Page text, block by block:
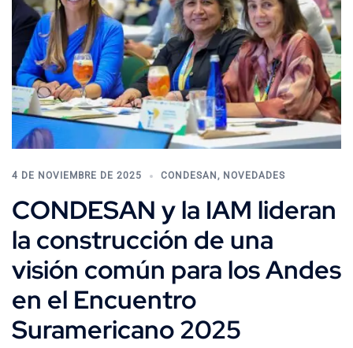
4 DE NOVIEMBRE DE 2025 CONDESAN , NOVEDADES
CONDESAN y la IAM lideran
la construcción de una
visión común para los Andes
en el Encuentro
Suramericano 2025